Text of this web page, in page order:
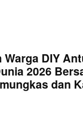
Provinsi
Pilar Keberhasilan
Warga DIY
2026
dan